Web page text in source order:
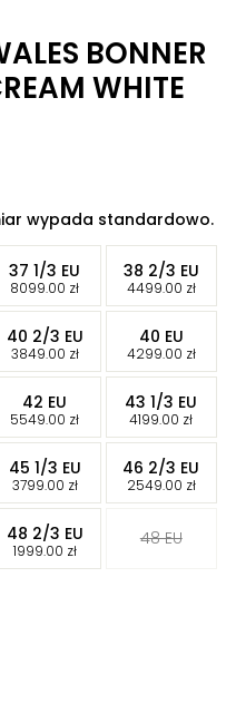
BONNER
WHITE
-
37 1/3 EU
-
8099.00 zł
-
38 2/3 EU
-
4499.00 zł
-
40 2/3 EU
-
3849.00 zł
-
40 EU
-
4299.00 zł
-
42 EU
-
5549.00 zł
-
43 1/3 EU
-
4199.00 zł
-
45 1/3 EU
-
3799.00 zł
-
46 2/3 EU
-
2549.00 zł
-
48 2/3 EU
-
1999.00 zł
48 EU
Wales Bonner
wypada standardowo.